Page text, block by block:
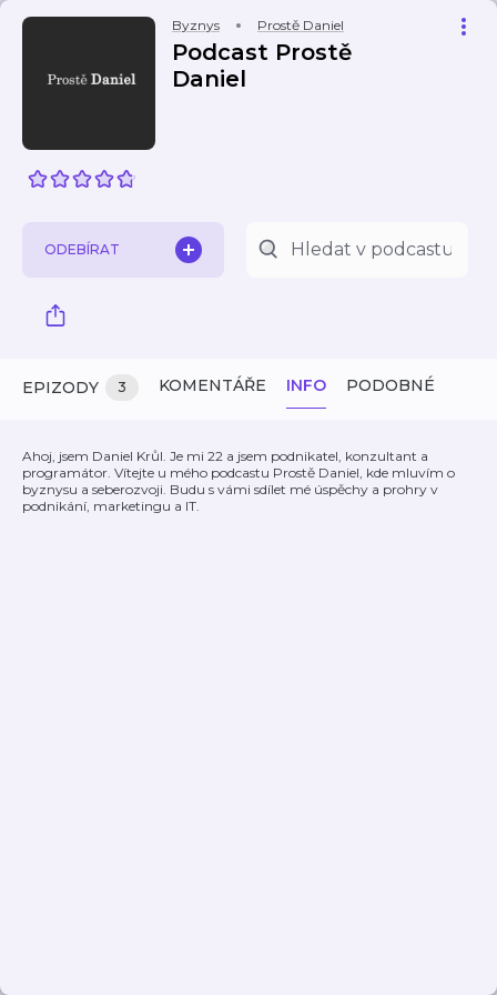
Byznys Prostě Daniel
Podcast Prostě
Daniel
ODEBÍRAT
EPIZODY 3 KOMENTÁŘE INFO PODOBNÉ
Ahoj, jsem Daniel Krůl. Je mi 22 a jsem podnikatel, konzultant a
programátor. Vítejte u mého podcastu Prostě Daniel, kde mluvím o
byznysu a seberozvoji. Budu s vámi sdílet mé úspěchy a prohry v
podnikání, marketingu a IT.